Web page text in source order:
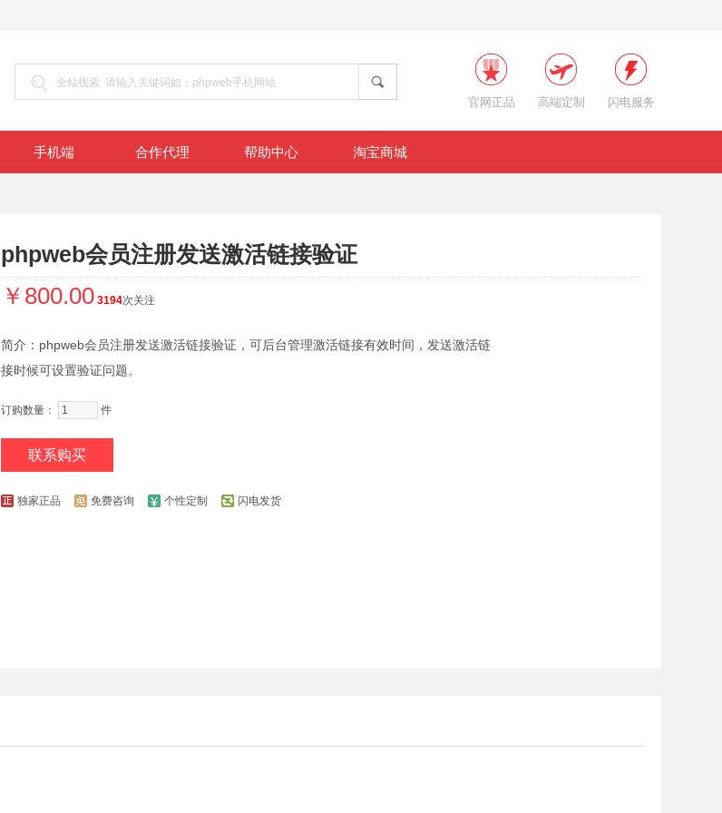
手机端 合作代理 帮助中心 淘宝商城
官网正品 高端定制 闪电服务
phpweb会员注册发送激活链接验证
￥800.00 3194次关注
简介：phpweb会员注册发送激活链接验证，可后台管理激活链接有效时间，发送激活链
接时候可设置验证问题。
订购数量： 件
联系购买
独家正品 免费咨询 个性定制 闪电发货